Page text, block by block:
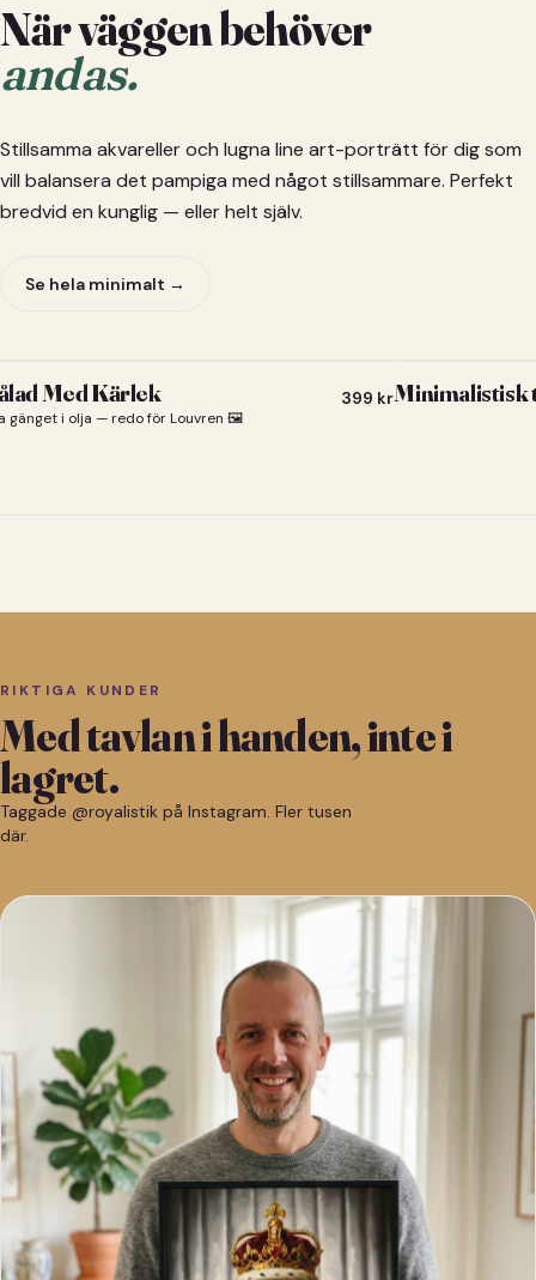
När väggen behöver
andas.
Stillsamma akvareller och lugna line art-porträtt för dig som
vill balansera det pampiga med något stillsammare. Perfekt
bredvid en kunglig — eller helt själv.
Se hela minimalt →
Med Kärlek
gänget i olja — redo för Louvren 🖼️
399 krMinimalistisk
RIKTIGA KUNDER
Med tavlan i handen, inte i
lagret.
Taggade @royalistik på Instagram. Fler tusen
där.